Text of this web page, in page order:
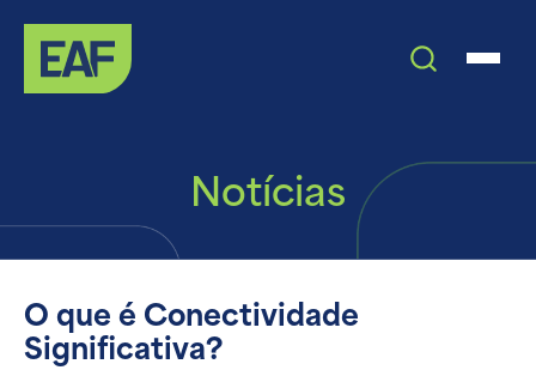
Notícias
O que é Conectividade
Significativa?